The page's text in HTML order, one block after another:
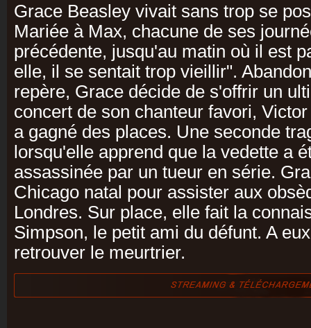
Grace Beasley vivait sans trop se
Mariée à Max, chacune de ses
précédente, jusqu'au matin où il est
elle, il se sentait trop vieillir".
repère, Grace décide de s'offrir un
concert de son chanteur favori,
a gagné des places. Une seconde
lorsqu'elle apprend que la vedette a
assassinée par un tueur en série.
Chicago natal pour assister aux
Londres. Sur place, elle fait la
Simpson, le petit ami du défunt. A
retrouver le meurtrier.